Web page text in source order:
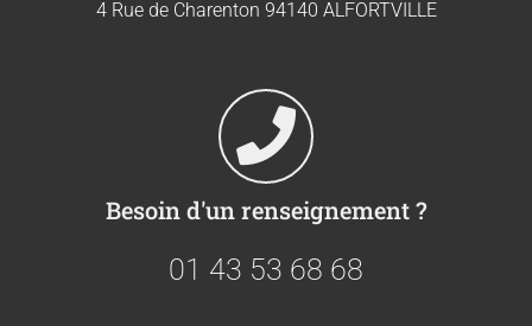
4 Rue de Charenton 94140 ALFORTVILLE
Besoin d'un renseignement ?
01 43 53 68 68